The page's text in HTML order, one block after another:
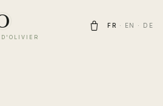
D'OLIVIER
FR · EN · DE